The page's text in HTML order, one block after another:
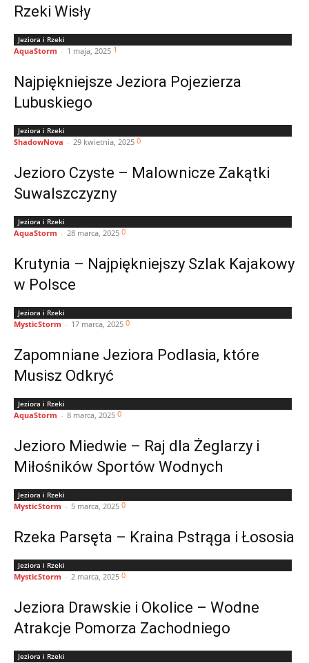
Rzeki Wisły
Jeziora i Rzeki
AquaStorm - 1 maja, 2025 1
Najpiękniejsze Jeziora Pojezierza
Lubuskiego
Jeziora i Rzeki
ShadowNova - 29 kwietnia, 2025 0
Jezioro Czyste – Malownicze Zakątki
Suwalszczyzny
Jeziora i Rzeki
AquaStorm - 28 marca, 2025 0
Krutynia – Najpiękniejszy Szlak Kajakowy
w Polsce
Jeziora i Rzeki
MysticStorm - 17 marca, 2025 0
Zapomniane Jeziora Podlasia, które
Musisz Odkryć
Jeziora i Rzeki
AquaStorm - 8 marca, 2025 0
Jezioro Miedwie – Raj dla Żeglarzy i
Miłośników Sportów Wodnych
Jeziora i Rzeki
MysticStorm - 5 marca, 2025 0
Rzeka Parsęta – Kraina Pstrąga i Łososia
Jeziora i Rzeki
MysticStorm - 2 marca, 2025 0
Jeziora Drawskie i Okolice – Wodne
Atrakcje Pomorza Zachodniego
Jeziora i Rzeki